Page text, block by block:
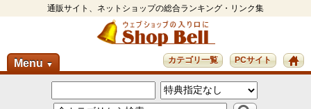
通販サイト、ネットショップの総合ランキング・リンク集
Menu ▼ PCサイト
カテゴリ一覧